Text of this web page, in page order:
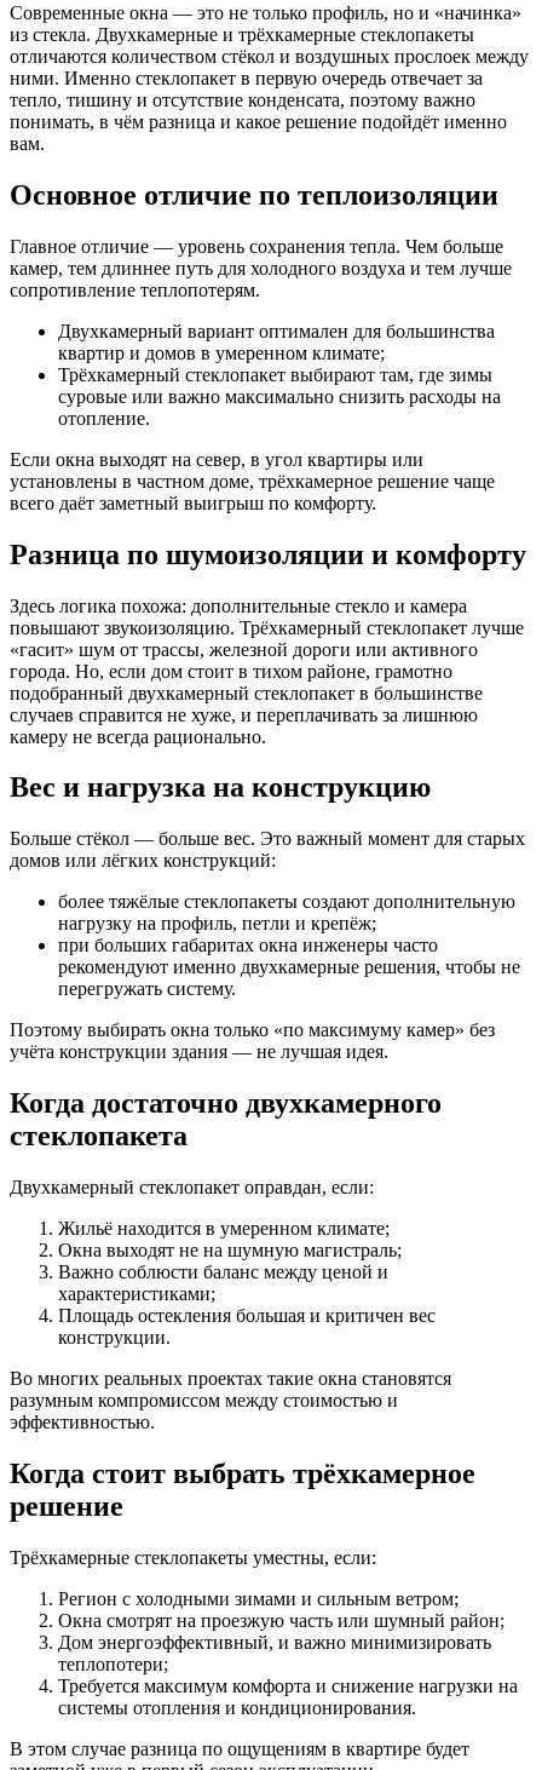
Современные окна — это не только профиль, но и «начинка»
из стекла. Двухкамерные и трёхкамерные стеклопакеты
отличаются количеством стёкол и воздушных прослоек между
ними. Именно стеклопакет в первую очередь отвечает за
тепло, тишину и отсутствие конденсата, поэтому важно
понимать, в чём разница и какое решение подойдёт именно
вам.
Основное отличие по теплоизоляции
Главное отличие — уровень сохранения тепла. Чем больше
камер, тем длиннее путь для холодного воздуха и тем лучше
сопротивление теплопотерям.
Двухкамерный вариант оптимален для большинства
квартир и домов в умеренном климате;
Трёхкамерный стеклопакет выбирают там, где зимы
суровые или важно максимально снизить расходы на
отопление.
Если окна выходят на север, в угол квартиры или
установлены в частном доме, трёхкамерное решение чаще
всего даёт заметный выигрыш по комфорту.
Разница по шумоизоляции и комфорту
Здесь логика похожа: дополнительные стекло и камера
повышают звукоизоляцию. Трёхкамерный стеклопакет лучше
«гасит» шум от трассы, железной дороги или активного
города. Но, если дом стоит в тихом районе, грамотно
подобранный двухкамерный стеклопакет в большинстве
случаев справится не хуже, и переплачивать за лишнюю
камеру не всегда рационально.
Вес и нагрузка на конструкцию
Больше стёкол — больше вес. Это важный момент для старых
домов или лёгких конструкций:
более тяжёлые стеклопакеты создают дополнительную
нагрузку на профиль, петли и крепёж;
при больших габаритах окна инженеры часто
рекомендуют именно двухкамерные решения, чтобы не
перегружать систему.
Поэтому выбирать окна только «по максимуму камер» без
учёта конструкции здания — не лучшая идея.
Когда достаточно двухкамерного
стеклопакета
Двухкамерный стеклопакет оправдан, если:
Жильё находится в умеренном климате;
Окна выходят не на шумную магистраль;
Важно соблюсти баланс между ценой и
характеристиками;
Площадь остекления большая и критичен вес
конструкции.
Во многих реальных проектах такие окна становятся
разумным компромиссом между стоимостью и
эффективностью.
Когда стоит выбрать трёхкамерное
решение
Трёхкамерные стеклопакеты уместны, если:
Регион с холодными зимами и сильным ветром;
Окна смотрят на проезжую часть или шумный район;
Дом энергоэффективный, и важно минимизировать
теплопотери;
Требуется максимум комфорта и снижение нагрузки на
системы отопления и кондиционирования.
В этом случае разница по ощущениям в квартире будет